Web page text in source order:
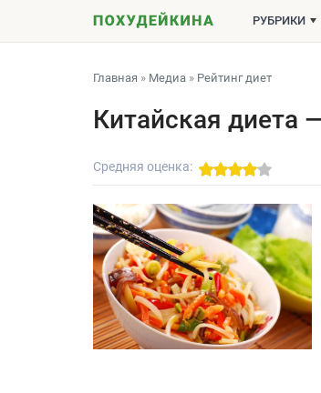
РУБРИКИ
Главная » Медиа » Рейтинг диет
Китайская диета
Средняя оценка: